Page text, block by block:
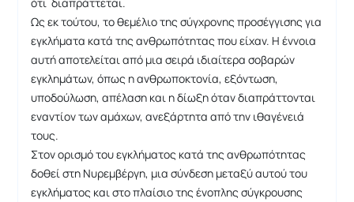
Ως εκ τούτου, το θεμέλιο της σύγχρονης προσέγγισης για
εγκλήματα κατά της ανθρωπότητας που είχαν. Η έννοια
αυτή αποτελείται από μια σειρά ιδιαίτερα σοβαρών
εγκλημάτων, όπως η ανθρωποκτονία, εξόντωση,
υποδούλωση, απέλαση και η δίωξη όταν διαπράττονται
εναντίον των αμάχων, ανεξάρτητα από την ιθαγένειά
τους.
Στον ορισμό του εγκλήματος κατά της ανθρωπότητας
δοθεί στη Νυρεμβέργη, μια σύνδεση μεταξύ αυτού του
εγκλήματος και στο πλαίσιο της ένοπλης σύγκρουσης